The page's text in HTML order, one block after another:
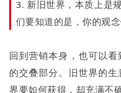
3. 新旧世界，本质上是
们要知道的是，你的观
回到营销本身，也可以
的交叠部分。旧世界的
界要如何获得，却充满不